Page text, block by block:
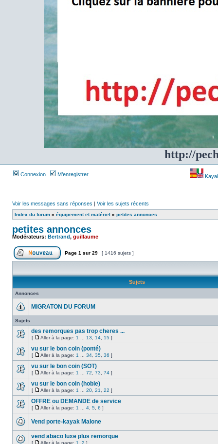
http://
Connexion M’enregistrer
Voir les messages sans réponses | Voir les sujets récents
Index du forum » équipement et matériel » petites annonces
petites annonces
Modérateurs: Bertrand, guillaume
Page 1 sur 29 [ 1416 sujets ]
Sujets
Annonces
MIGRATON DU FORUM
Sujets
des remorques pas trop cheres ...
[ Aller à la page: 1 13 14 15 ]
vu sur le bon coin (ponté)
[ Aller à la page: 1 34 35 36 ]
vu sur le bon coin (SOT)
[ Aller à la page: 1 72 73 74 ]
vu sur le bon coin (hobie)
[ Aller à la page: 1 20 21 22 ]
OFFRE ou DEMANDE de service
[ Aller à la page: 1 4 5 6 ]
Vend porte-kayak Malone
vend abaco luxe plus remorque
[ Aller à la page: 1 2 ]